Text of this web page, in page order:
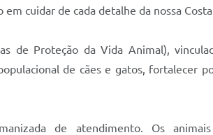
cuidar de cada detalhe da nossa
de Proteção da Vida Animal),
de cães e gatos, fortalecer
de atendimento. Os